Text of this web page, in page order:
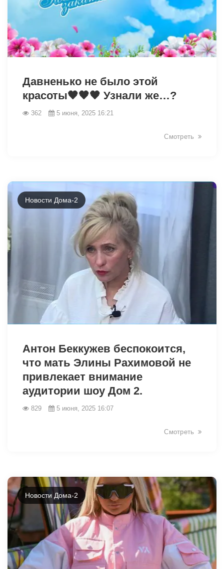
Давненько не было этой
красоты🖤🖤🖤 Узнали же…?
362 5 июня, 2025 16:21
Смотреть
Новости Дома-2
Антон Беккужев беспокоится,
что мать Элины Рахимовой не
привлекает внимание
аудитории шоу Дом 2.
829 5 июня, 2025 16:07
Смотреть
Новости Дома-2